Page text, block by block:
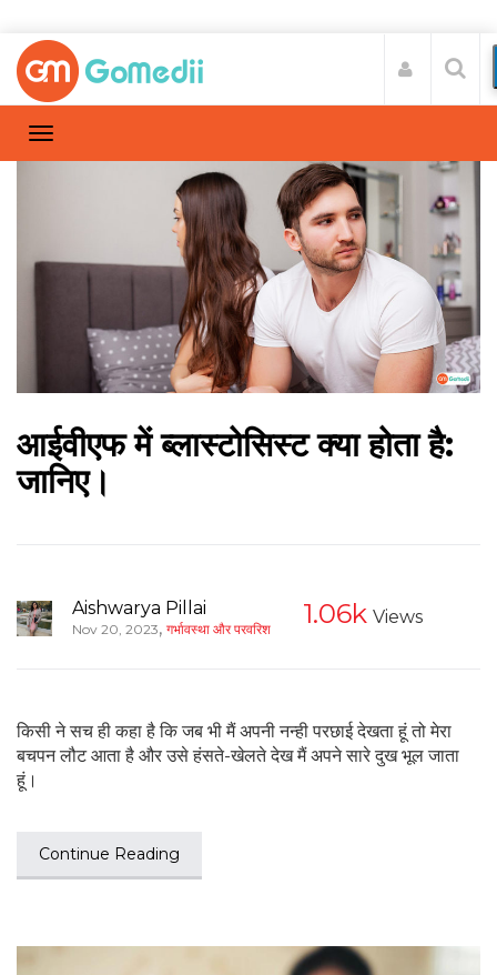
आईवीएफ में ब्लास्टोसिस्ट क्या होता है:
जानिए।
Aishwarya Pillai
Nov 20, 2023, गर्भावस्था और परवरिश 1.06k Views
किसी ने सच ही कहा है कि जब भी मैं अपनी नन्ही परछाई देखता हूं तो मेरा
बचपन लौट आता है और उसे हंसते-खेलते देख मैं अपने सारे दुख भूल जाता
हूं।
Continue Reading